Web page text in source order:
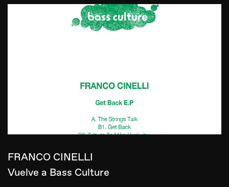
FRANCO CINELLI
Vuelve a Bass Culture